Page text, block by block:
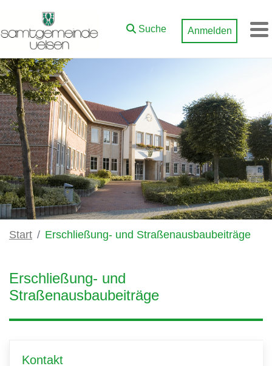
Zum Hauptinhalt springen
Suche
Anmelden
Start Erschließung- und Straßenausbaubeiträge
Erschließung- und
Straßenausbaubeiträge
Kontakt